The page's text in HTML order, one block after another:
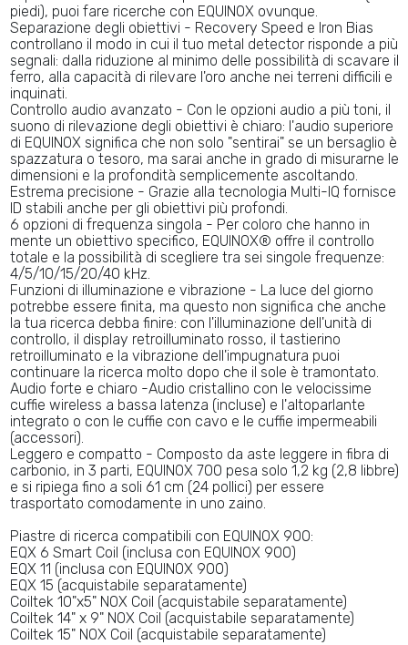
piedi), puoi fare ricerche con EQUINOX ovunque.
Separazione degli obiettivi - Recovery Speed e Iron Bias
controllano il modo in cui il tuo metal detector risponde a più
segnali: dalla riduzione al minimo delle possibilità di scavare il
ferro, alla capacità di rilevare l'oro anche nei terreni difficili e
inquinati.
Controllo audio avanzato - Con le opzioni audio a più toni, il
suono di rilevazione degli obiettivi è chiaro: l'audio superiore
di EQUINOX significa che non solo "sentirai" se un bersaglio è
spazzatura o tesoro, ma sarai anche in grado di misurarne le
dimensioni e la profondità semplicemente ascoltando.
Estrema precisione - Grazie alla tecnologia Multi-IQ fornisce
ID stabili anche per gli obiettivi più profondi.
6 opzioni di frequenza singola - Per coloro che hanno in
mente un obiettivo specifico, EQUINOX® offre il controllo
totale e la possibilità di scegliere tra sei singole frequenze:
4/5/10/15/20/40 kHz.
Funzioni di illuminazione e vibrazione - La luce del giorno
potrebbe essere finita, ma questo non significa che anche
la tua ricerca debba finire: con l'illuminazione dell'unità di
controllo, il display retroilluminato rosso, il tastierino
retroilluminato e la vibrazione dell'impugnatura puoi
continuare la ricerca molto dopo che il sole è tramontato.
Audio forte e chiaro -Audio cristallino con le velocissime
cuffie wireless a bassa latenza (incluse) e l'altoparlante
integrato o con le cuffie con cavo e le cuffie impermeabili
(accessori).
Leggero e compatto - Composto da aste leggere in fibra di
carbonio, in 3 parti, EQUINOX 700 pesa solo 1,2 kg (2,8 libbre)
e si ripiega fino a soli 61 cm (24 pollici) per essere
trasportato comodamente in uno zaino.
Piastre di ricerca compatibili con EQUINOX 900:
EQX 6 Smart Coil (inclusa con EQUINOX 900)
EQX 11 (inclusa con EQUINOX 900)
EQX 15 (acquistabile separatamente)
Coiltek 10"x5" NOX Coil (acquistabile separatamente)
Coiltek 14" x 9" NOX Coil (acquistabile separatamente)
Coiltek 15" NOX Coil (acquistabile separatamente)